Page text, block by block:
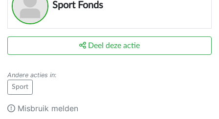
Sport Fonds
Deel deze actie
Andere acties in:
Sport
Misbruik melden